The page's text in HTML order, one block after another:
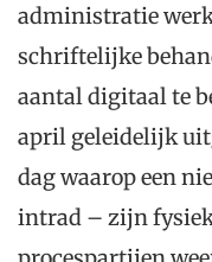
administratie
schriftelijke
aantal digitaal te
april geleidelijk
dag waarop een
intrad – zijn